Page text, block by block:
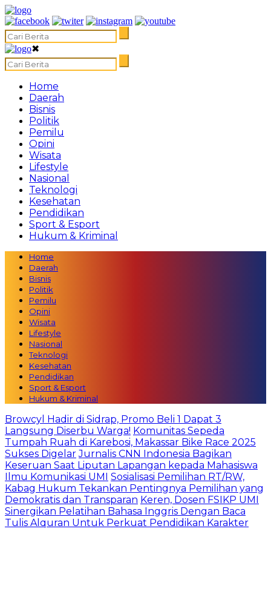
✖
Home
Daerah
Bisnis
Politik
Pemilu
Opini
Wisata
Lifestyle
Nasional
Teknologi
Kesehatan
Pendidikan
Sport & Esport
Hukum & Kriminal
Home
Daerah
Bisnis
Politik
Pemilu
Opini
Wisata
Lifestyle
Nasional
Teknologi
Kesehatan
Pendidikan
Sport & Esport
Hukum & Kriminal
Browcyl Hadir di Sidrap, Promo Beli 1 Dapat 3
Langsung Diserbu Warga! Komunitas Sepeda
Tumpah Ruah di Karebosi, Makassar Bike Race 2025
Sukses Digelar Jurnalis CNN Indonesia Bagikan
Keseruan Saat Liputan Lapangan kepada Mahasiswa
Ilmu Komunikasi UMI Sosialisasi Pemilihan RT/RW,
Kabag Hukum Tekankan Pentingnya Pemilihan yang
Demokratis dan Transparan Keren, Dosen FSIKP UMI
Sinergikan Pelatihan Bahasa Inggris Dengan Baca
Tulis Alquran Untuk Perkuat Pendidikan Karakter